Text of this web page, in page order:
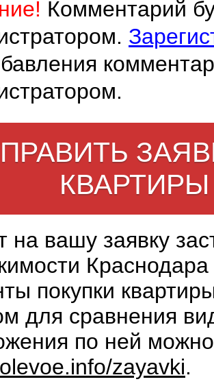
Комментарий
на вашу заявку
покупки
для сравнения
по ней
zayavki.